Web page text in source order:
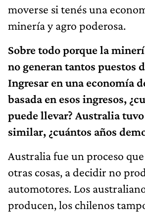
moverse si tenés una
minería y agro poderosa.
Sobre todo porque la
no generan tantos puestos
Ingresar en una economía
basada en esos ingresos,
puede llevar? Australia
similar, ¿cuántos años
Australia fue un proceso
otras cosas, a decidir no
automotores. Los
producen, los chilenos